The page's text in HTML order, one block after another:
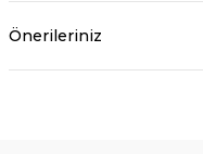
Önerileriniz